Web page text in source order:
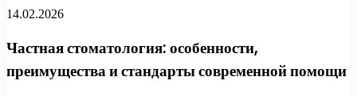
14.02.2026
Частная стоматология: особенности,
преимущества и стандарты современной помощи